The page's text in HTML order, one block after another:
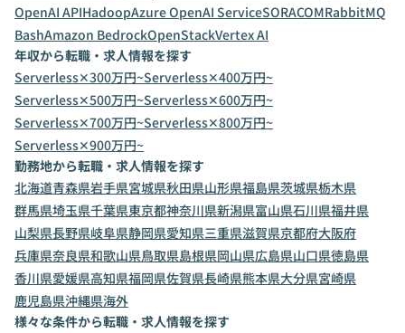
OpenAI APIHadoopAzure OpenAI ServiceSORACOMRabbitMQ
BashAmazon BedrockOpenStackVertex AI
年収から転職・求人情報を探す
Serverless✕300万円~Serverless✕400万円~
Serverless✕500万円~Serverless✕600万円~
Serverless✕700万円~Serverless✕800万円~
Serverless✕900万円~
勤務地から転職・求人情報を探す
北海道青森県岩手県宮城県秋田県山形県福島県茨城県栃木県
群馬県埼玉県千葉県東京都神奈川県新潟県富山県石川県福井県
山梨県長野県岐阜県静岡県愛知県三重県滋賀県京都府大阪府
兵庫県奈良県和歌山県鳥取県島根県岡山県広島県山口県徳島県
香川県愛媛県高知県福岡県佐賀県長崎県熊本県大分県宮崎県
鹿児島県沖縄県海外
様々な条件から転職・求人情報を探す